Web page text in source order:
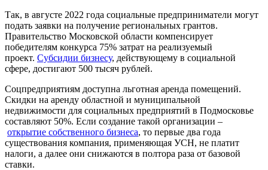
Так, в августе 2022 года социальные предприниматели могут
подать заявки на получение региональных грантов.
Правительство Московской области компенсирует
победителям конкурса 75% затрат на реализуемый
проект. Субсидии бизнесу, действующему в социальной
сфере, достигают 500 тысяч рублей.
Соцпредприятиям доступна льготная аренда помещений.
Скидки на аренду областной и муниципальной
недвижимости для социальных предприятий в Подмосковье
составляют 50%. Если создание такой организации –
открытие собственного бизнеса, то первые два года
существования компания, применяющая УСН, не платит
налоги, а далее они снижаются в полтора раза от базовой
ставки.